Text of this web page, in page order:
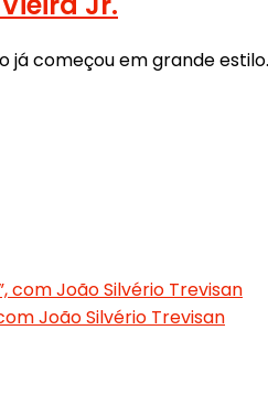
já começou em grande
João Silvério Trevisan